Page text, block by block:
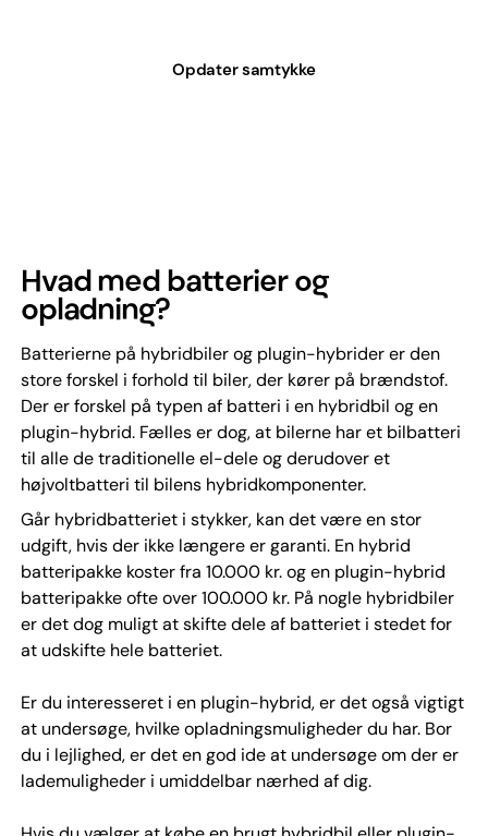
Opdater samtykke
Hvad med batterier og
opladning?
Batterierne på hybridbiler og plugin-hybrider er den
store forskel i forhold til biler, der kører på brændstof.
Der er forskel på typen af batteri i en hybridbil og en
plugin-hybrid. Fælles er dog, at bilerne har et bilbatteri
til alle de traditionelle el-dele og derudover et
højvoltbatteri til bilens hybridkomponenter.
Går hybridbatteriet i stykker, kan det være en stor
udgift, hvis der ikke længere er garanti. En hybrid
batteripakke koster fra 10.000 kr. og en plugin-hybrid
batteripakke ofte over 100.000 kr. På nogle hybridbiler
er det dog muligt at skifte dele af batteriet i stedet for
at udskifte hele batteriet.
Er du interesseret i en plugin-hybrid, er det også vigtigt
at undersøge, hvilke opladningsmuligheder du har. Bor
du i lejlighed, er det en god ide at undersøge om der er
lademuligheder i umiddelbar nærhed af dig.